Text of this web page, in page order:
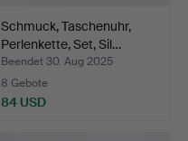
Schmuck, Taschenuhr,
Perlenkette, Set, Sil…
Beendet 30. Aug 2025
8 Gebote
84 USD